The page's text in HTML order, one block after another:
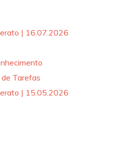
| 16.07.2026
Tarefas
| 15.05.2026